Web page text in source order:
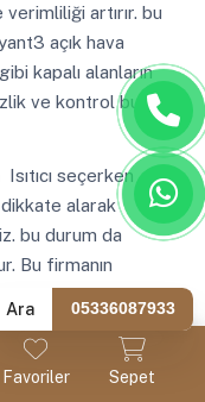
Favoriler Sepet
artırır. bu
açık hava
kapalı alanların
ve kontrol bu tür
Isıtıcı seçerken
alarak
bu durum da
Bu firmanın
gösterir.
kullanılan
olmalıdır.
Ara 05336087933